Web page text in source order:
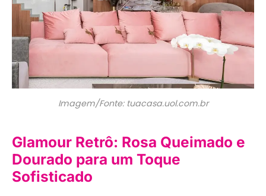
Imagem/Fonte: tuacasa.uol.com.br
Glamour Retrô: Rosa Queimado e
Dourado para um Toque
Sofisticado